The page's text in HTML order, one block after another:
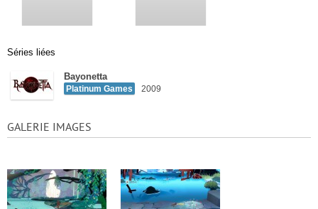
Séries liées
Bayonetta
Platinum Games 2009
GALERIE IMAGES